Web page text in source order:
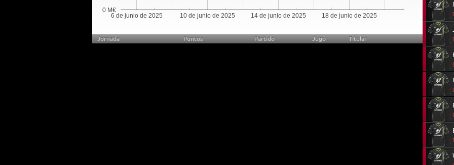
6 de junio de 2025 10 de junio de 2025 14 de junio de 2025 18 de junio de 2025
0 M€
Jornada Puntos Partido Jugó Titular